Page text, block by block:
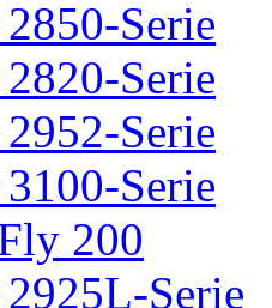
Serie
Serie
Serie
Serie
200
Serie